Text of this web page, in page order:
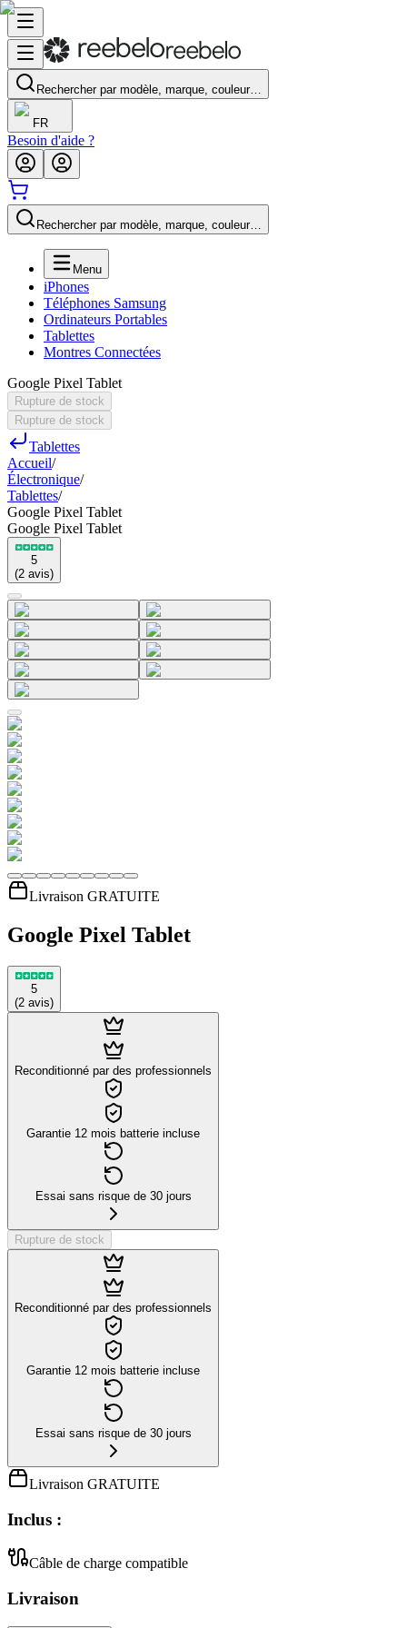
Rechercher par modèle, marque, couleur…
FR
Besoin d'aide ?
Rechercher par modèle, marque, couleur…
Menu
iPhones
Téléphones Samsung
Ordinateurs Portables
Tablettes
Montres Connectées
Google Pixel Tablet
Rupture de stock
Rupture de stock
Tablettes
Accueil/
Électronique/
Tablettes/
Google Pixel Tablet
Google Pixel Tablet
5
(2 avis)
Livraison GRATUITE
Google Pixel Tablet
5
(2 avis)
Reconditionné par des professionnels
Garantie 12 mois batterie incluse
Essai sans risque de 30 jours
Rupture de stock
Reconditionné par des professionnels
Garantie 12 mois batterie incluse
Essai sans risque de 30 jours
Livraison GRATUITE
Inclus :
Câble de charge compatible
Livraison